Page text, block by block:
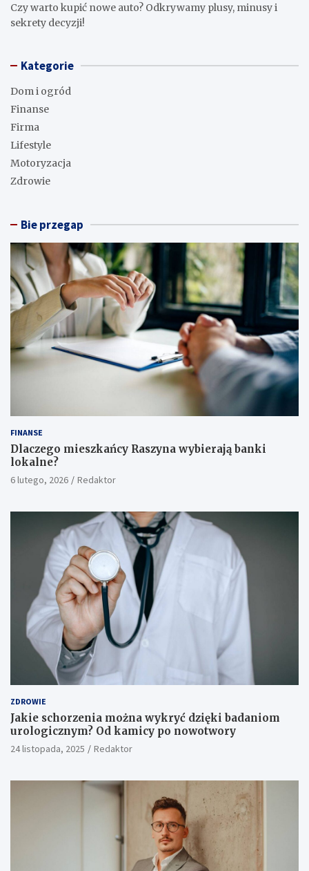
Czy warto kupić nowe auto? Odkrywamy plusy, minusy i
sekrety decyzji!
Kategorie
Dom i ogród
Finanse
Firma
Lifestyle
Motoryzacja
Zdrowie
Bie przegap
FINANSE
Dlaczego mieszkańcy Raszyna wybierają banki
lokalne?
6 lutego, 2026 Redaktor
ZDROWIE
Jakie schorzenia można wykryć dzięki badaniom
urologicznym? Od kamicy po nowotwory
24 listopada, 2025 Redaktor